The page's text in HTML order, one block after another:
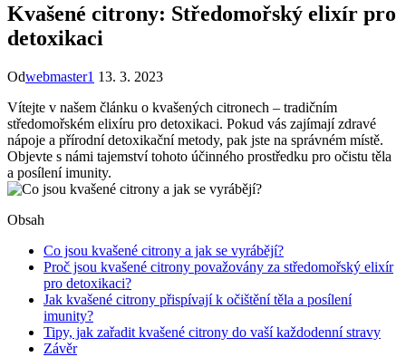
Kvašené citrony: Středomořský elixír pro
detoxikaci
Odwebmaster1 13. 3. 2023
Vítejte v našem článku o kvašených citronech – tradičním
středomořském elixíru pro detoxikaci. Pokud vás zajímají zdravé
nápoje a přírodní detoxikační metody, pak jste na správném místě.
Objevte s námi tajemství tohoto účinného prostředku pro očistu těla
a posílení imunity.
Obsah
Co jsou kvašené citrony a jak se vyrábějí?
Proč jsou kvašené citrony považovány za středomořský elixír
pro detoxikaci?
Jak kvašené citrony přispívají k očištění těla a posílení
imunity?
Tipy, jak zařadit kvašené citrony do vaší každodenní stravy
Závěr